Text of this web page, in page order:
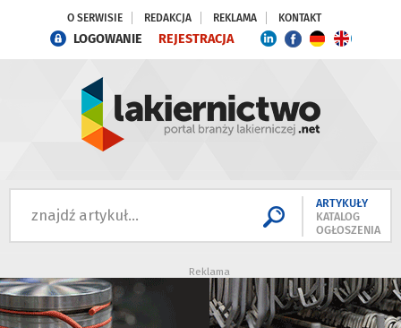
O SERWISIE REDAKCJA REKLAMA KONTAKT
LOGOWANIE REJESTRACJA
ARTYKUŁY
KATALOG
OGŁOSZENIA
Reklama